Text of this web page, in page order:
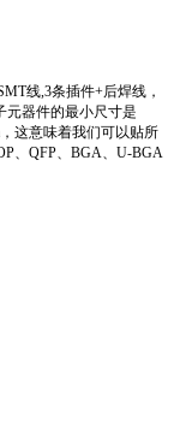
线,3条插件+后焊线，
元器件的最小尺寸是
这意味着我们可以贴所
、QFP、BGA、U-BGA